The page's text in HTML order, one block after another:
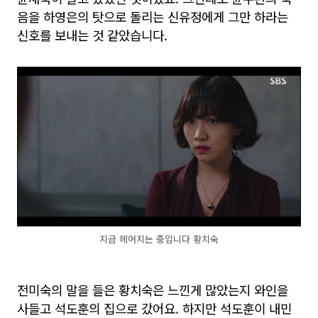
음을 하영은의 탓으로 돌리는 신유정에게 그만 하라는
신호를 보내는 것 같았습니다.
지금 헤어지는 중입니다 황치숙
전미숙의 말을 들은 황치숙은 느낀게 많았는지 와인을
사들고 석도훈의 집으로 갔어요. 하지만 석도훈이 내민